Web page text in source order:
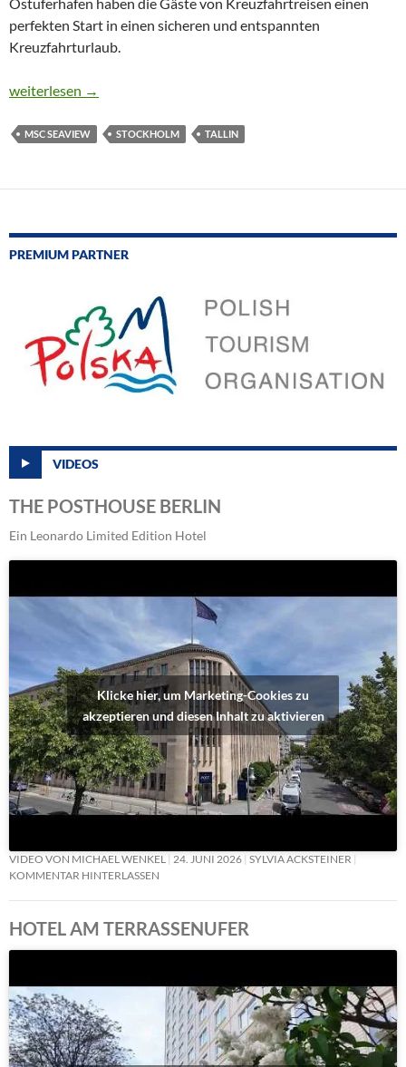
perfekten Start in einen sicheren und entspannten
Kreuzfahrturlaub.
MIT DER MSC SEAVIEW ZU DEN METROPOLEN DER OSTSEE
weiterlesen →
MSC SEAVIEW STOCKHOLM TALLIN
PREMIUM PARTNER
VIDEOS
THE POSTHOUSE BERLIN
Ein Leonardo Limited Edition Hotel
Klicke hier, um Marketing-Cookies zu
akzeptieren und diesen Inhalt zu aktivieren
VIDEO VON MICHAEL WENKEL 24. JUNI 2026 SYLVIA ACKSTEINER
KOMMENTAR HINTERLASSEN
HOTEL AM TERRASSENUFER